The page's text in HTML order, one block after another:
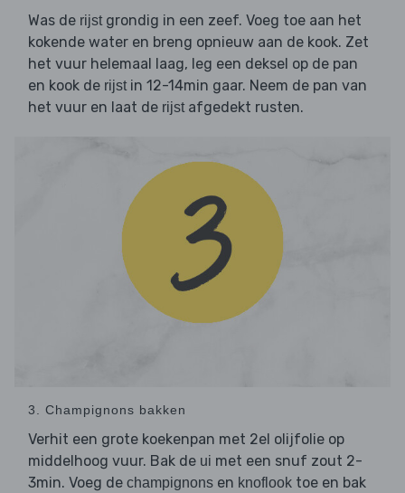
Was de rijstgrondig in een zeef. Voeg toe aan het
kokende water en breng opnieuw aan de kook. Zet
het vuur helemaal laag, leg een deksel op de pan
en kook de rijstin 12-14min gaar. Neem de pan van
het vuur en laat de rijstafgedekt rusten.
3. Champignons bakken
Verhit een grote koekenpan met 2el olijfolie op
middelhoog vuur. Bak de ui met een snuf zout 2-
3min. Voeg de champignons en knoflook toe en bak